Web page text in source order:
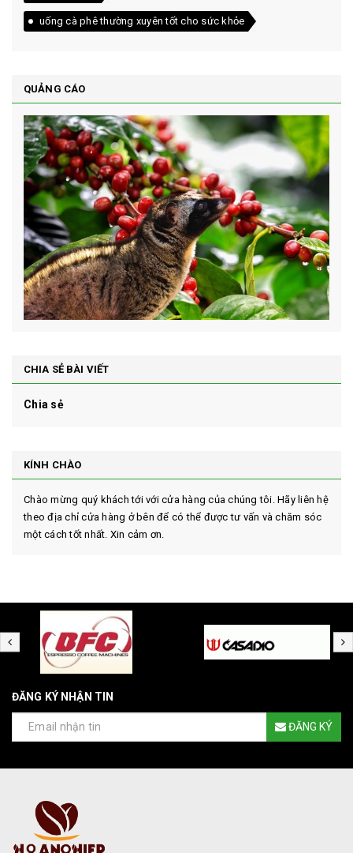
uống cà phê thường xuyên tốt cho sức khỏe
QUẢNG CÁO
CHIA SẺ BÀI VIẾT
Chia sẻ
KÍNH CHÀO
Chào mừng quý khách tới với cửa hàng của chúng tôi. Hãy liên hệ
theo địa chỉ cửa hàng ở bên để có thể được tư vấn và chăm sóc
một cách tốt nhất. Xin cảm ơn.
ĐĂNG KÝ NHẬN TIN
ĐĂNG KÝ